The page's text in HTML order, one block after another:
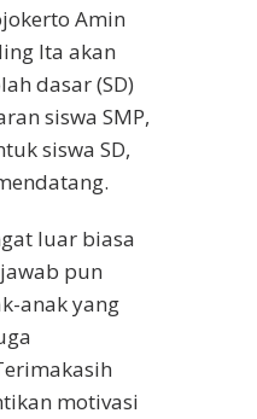
Amin
Ita akan
dasar (SD)
siswa SMP,
siswa SD,
luar biasa
pun
anak yang
motivasi